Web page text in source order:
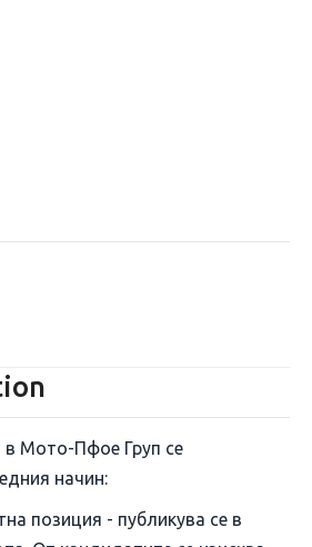
в Мото-Пфое Груп се
начин:
позиция - публикува се в